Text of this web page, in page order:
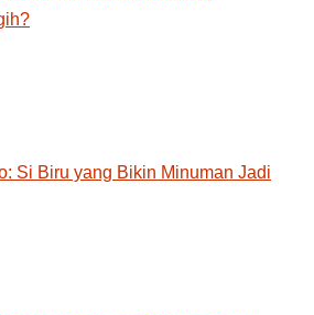
Si Biru yang Bikin Minuman Jadi